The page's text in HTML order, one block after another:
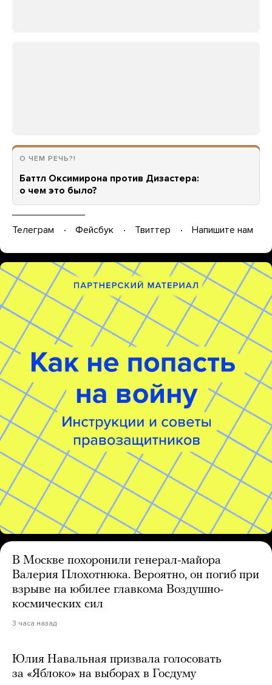
О ЧЕМ РЕЧЬ?!
Баттл Оксимирона против Дизастера:
о чем это было?
Телеграм Фейсбук Твиттер Напишите нам
В Москве похоронили генерал-майора
Валерия Плохотнюка. Вероятно, он погиб при
взрыве на юбилее главкома Воздушно-
космических сил
3 часа назад
Юлия Навальная призвала голосовать
за «Яблоко» на выборах в Госдуму